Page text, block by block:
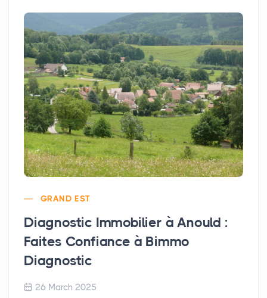
GRAND EST
Diagnostic Immobilier à Anould :
Faites Confiance à Bimmo
Diagnostic
26 March 2025